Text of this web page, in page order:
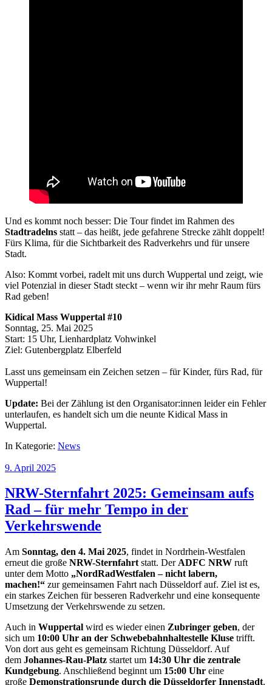
Und es kommt noch besser: Die Tour findet im Rahmen des
Stadtradelns statt – das heißt, jede gefahrene Strecke zählt doppelt!
Fürs Klima, für die Sichtbarkeit des Radverkehrs und für unsere
Stadt.
Also: Kommt vorbei, radelt mit uns durch Wuppertal und zeigt, wie
viel Potenzial in dieser Stadt steckt – wenn wir ihr mehr Raum fürs
Rad geben!
Kidical Mass Wuppertal #10
Sonntag, 25. Mai 2025
Start: 15 Uhr, Lienhardplatz Vohwinkel
Ziel: Gutenbergplatz Elberfeld
Lasst uns gemeinsam ein Zeichen setzen – für Kinder, fürs Rad, für
Wuppertal!
Update: Bei der Zählung ist den Organisator:innen leider ein Fehler
unterlaufen, es handelt sich um die neunte Kidical Mass in
Wuppertal.
In Kategorie: News
9. April 2025
NRW-Sternfahrt 2025: Gemeinsam aufs
Rad – für mehr Tempo in der
Verkehrswende
Am Sonntag, den 4. Mai 2025, findet in Nordrhein-Westfalen
erneut die große NRW-Sternfahrt statt. Der ADFC NRW ruft
unter dem Motto „NordRadWestfalen – nicht labern,
machen!“ zur gemeinsamen Fahrt nach Düsseldorf auf. Ziel ist es,
ein starkes Zeichen für besseren Radverkehr und eine konsequente
Umsetzung der Verkehrswende zu setzen.
Auch in Wuppertal wird es wieder einen Zubringer geben, der
sich um 10:00 Uhr an der Schwebebahnhaltestelle Kluse trifft.
Von dort aus geht es gemeinsam Richtung Düsseldorf. Auf
dem Johannes-Rau-Platz startet um 14:30 Uhr die zentrale
Kundgebung. Anschließend beginnt um 15:00 Uhr eine
große Demonstrationsrunde durch die Düsseldorfer Innenstadt,